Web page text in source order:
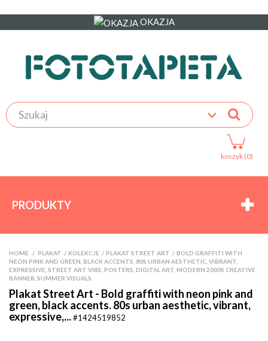
OKAZJA
koszyk (0)
PRODUKTY
HOME PLAKAT >KOLEKCJE >PLAKAT STREET ART >BOLD GRAFFITI WITH
NEON PINK AND GREEN, BLACK ACCENTS. 80S URBAN AESTHETIC, VIBRANT,
EXPRESSIVE, STREET ART VIBE. POSTERS, DIGITAL ART, MODERN 2000S CREATIVE
BANNER, SUMMER VISUALS.
Plakat Street Art - Bold graffiti with neon pink and
green, black accents. 80s urban aesthetic, vibrant,
expressive,...#1424519852